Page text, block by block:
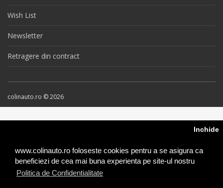
www.colinauto.ro foloseste cookies pentru a se asigura ca
beneficiezi de cea mai buna experienta pe site-ul nostru
Politica de Confidentialitate
Inchide
Wish List
Newsletter
Retragere din contract
colinauto.ro © 2026